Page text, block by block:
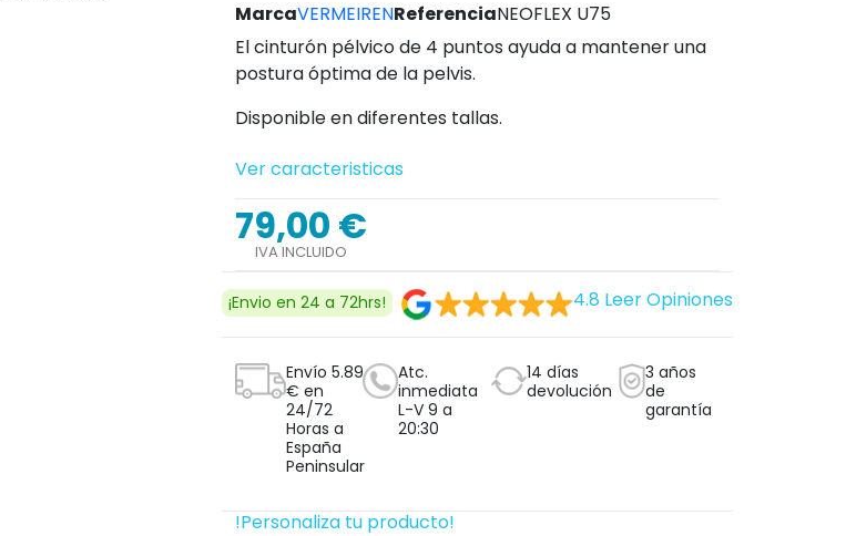
MarcaVERMEIRENReferenciaNEOFLEX U75
El cinturón pélvico de 4 puntos ayuda a mantener una
postura óptima de la pelvis.
Disponible en diferentes tallas.
Ver caracteristicas
79,00 €
IVA INCLUIDO
¡Envio en 24 a 72hrs! 4.8 Leer Opiniones
Envío 5.89
€ en
24/72
Horas a
España
Peninsular
Atc.
inmediata
L-V 9 a
20:30
14 días
devolución
3 años
de
garantía
!Personaliza tu producto!